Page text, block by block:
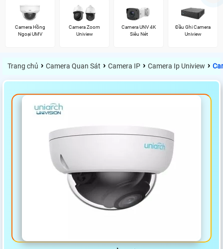
Camera Hồng
Ngoại UMV
Camera Zoom
Uniview
Camera UNV 4K
Siêu Nét
Đầu Ghi Camera
Uniview
Trang chủ › Camera Quan Sát › Camera IP › Camera Ip Uniview ›